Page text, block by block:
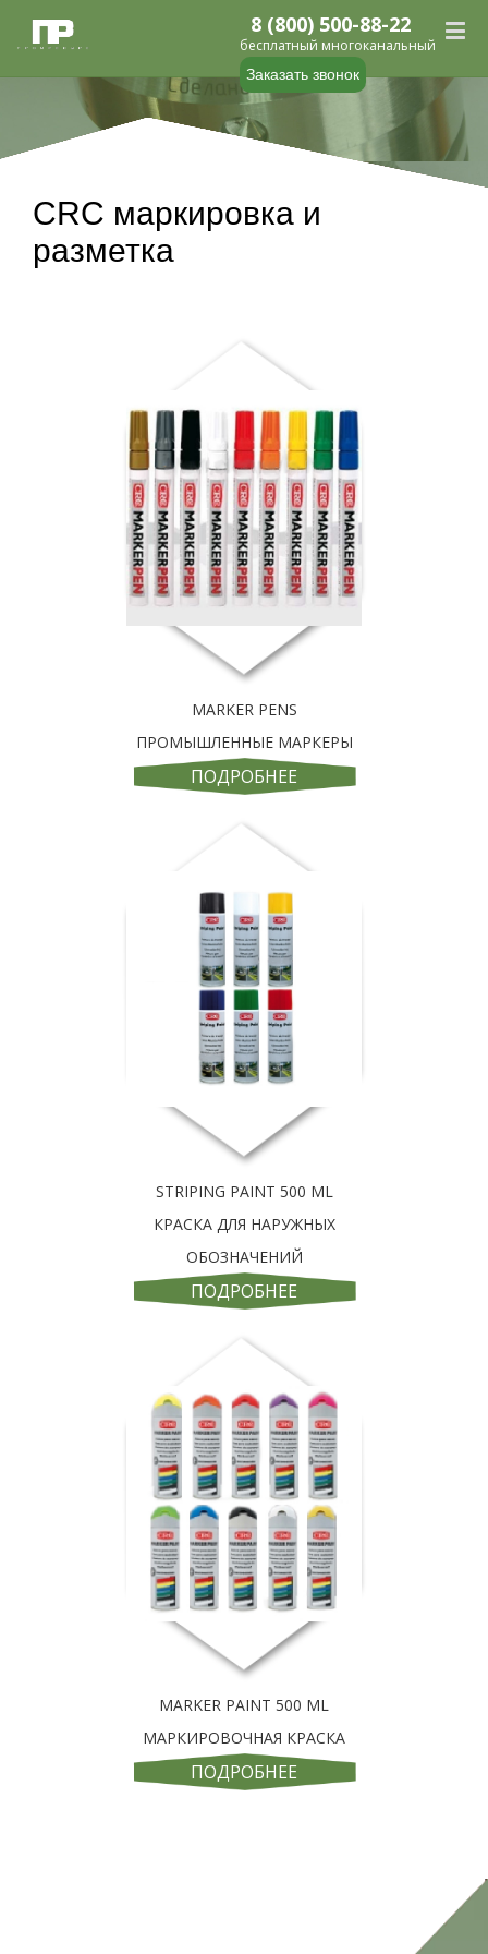
Заказать звонок
8 (800) 500-88-22
бесплатный многоканальный
CRC маркировка и
разметка
MARKER PENS
ПРОМЫШЛЕННЫЕ МАРКЕРЫ
ПОДРОБНЕЕ
STRIPING PAINT 500 ML
КРАСКА ДЛЯ НАРУЖНЫХ
ОБОЗНАЧЕНИЙ
ПОДРОБНЕЕ
MARKER PAINT 500 ML
МАРКИРОВОЧНАЯ КРАСКА
ПОДРОБНЕЕ